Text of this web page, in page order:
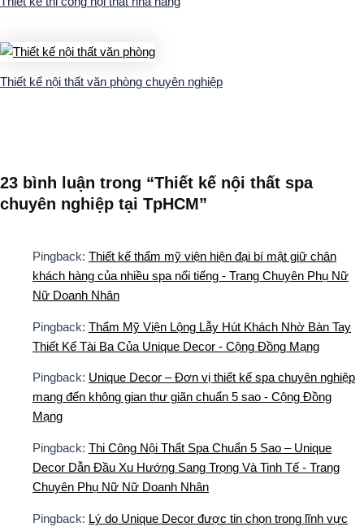
Thiết kế nội thất văn phòng chuyên nghiệp
23 bình luận trong “Thiết kế nội thất spa
chuyên nghiệp tại TpHCM”
Pingback: Thiết kế thẩm mỹ viện hiện đại bí mật giữ chân
khách hàng của nhiều spa nổi tiếng - Trang Chuyên Phụ Nữ
Nữ Doanh Nhân
Pingback: Thẩm Mỹ Viện Lộng Lẫy Hút Khách Nhờ Bàn Tay
Thiết Kế Tài Ba Của Unique Decor - Cộng Đồng Mạng
Pingback: Unique Decor – Đơn vị thiết kế spa chuyên nghiệp
mang đến không gian thư giãn chuẩn 5 sao - Cộng Đồng
Mạng
Pingback: Thi Công Nội Thất Spa Chuẩn 5 Sao – Unique
Decor Dẫn Đầu Xu Hướng Sang Trọng Và Tinh Tế - Trang
Chuyên Phụ Nữ Nữ Doanh Nhân
Pingback: Lý do Unique Decor được tin chọn trong lĩnh vực